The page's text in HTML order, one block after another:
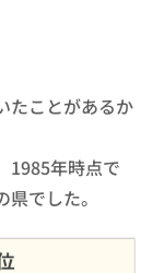
たことがあるか
1985年時点で
でした。